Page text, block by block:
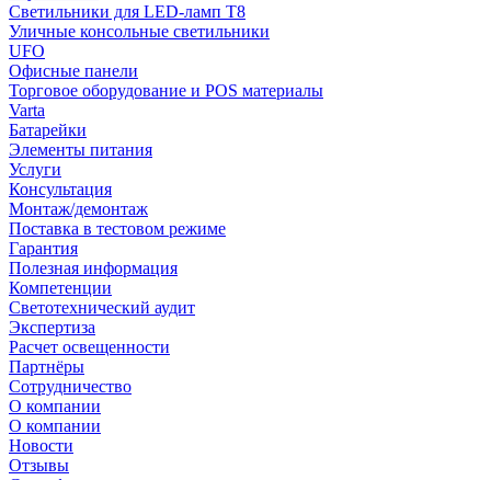
Светильники для LED-ламп T8
Уличные консольные светильники
UFO
Офисные панели
Торговое оборудование и POS материалы
Varta
Батарейки
Элементы питания
Услуги
Консультация
Монтаж/демонтаж
Поставка в тестовом режиме
Гарантия
Полезная информация
Компетенции
Светотехнический аудит
Экспертиза
Расчет освещенности
Партнёры
Cотрудничество
О компании
О компании
Новости
Отзывы